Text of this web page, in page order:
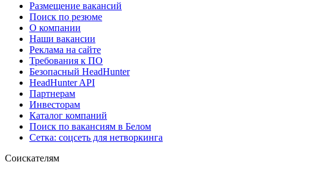
Размещение вакансий
Поиск по резюме
О компании
Наши вакансии
Реклама на сайте
Требования к ПО
Безопасный HeadHunter
HeadHunter API
Партнерам
Инвесторам
Каталог компаний
Поиск по вакансиям в Белом
Сетка: соцсеть для нетворкинга
Соискателям